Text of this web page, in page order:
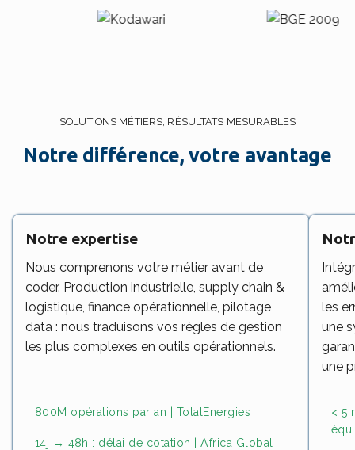
SOLUTIONS MÉTIERS, RÉSULTATS MESURABLES
Notre différence, votre avantage
Notre expertise
Nous comprenons votre métier avant de
coder. Production industrielle, supply chain &
logistique, finance opérationnelle, pilotage
data : nous traduisons vos règles de gestion
les plus complexes en outils opérationnels.
800M opérations par an | TotalEnergies
14j → 48h : délai de cotation | Africa Global
les
une
une
< 5